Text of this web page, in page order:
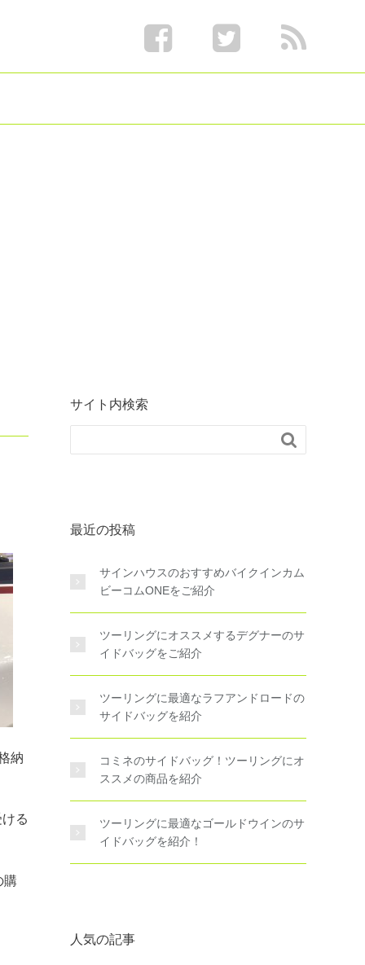
納
る
購
サイト内検索

最近の投稿
サインハウスのおすすめバイクインカム
ビーコムONEをご紹介
ツーリングにオススメするデグナーのサ
イドバッグをご紹介
ツーリングに最適なラフアンドロードの
サイドバッグを紹介
コミネのサイドバッグ！ツーリングにオ
ススメの商品を紹介
ツーリングに最適なゴールドウインのサ
イドバッグを紹介！
人気の記事